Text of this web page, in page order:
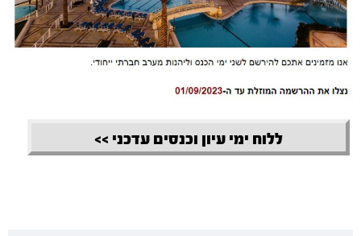
ללוח ימי עיון וכנסים עדכני >>